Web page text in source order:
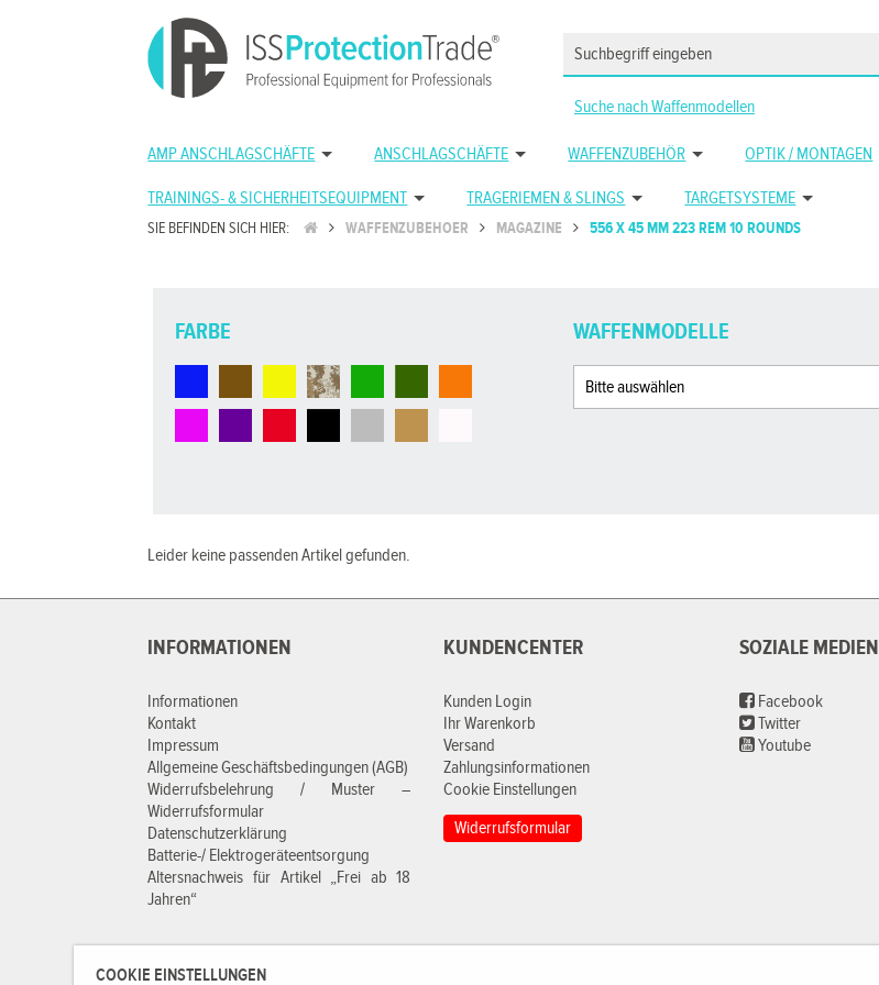
COOKIE EINSTELLUNGEN
Suche nach Waffenmodellen
AMP ANSCHLAGSCHÄFTE ANSCHLAGSCHÄFTE WAFFENZUBEHÖR OPTIK / MONTAGEN
TRAININGS- & SICHERHEITSEQUIPMENT TRAGERIEMEN & SLINGS TARGETSYSTEME
SIE BEFINDEN SICH HIER: WAFFENZUBEHOER MAGAZINE 556 X 45 MM 223 REM 10 ROUNDS
FARBE WAFFENMODELLE
Leider keine passenden Artikel gefunden.
INFORMATIONEN
Informationen
Kontakt
Impressum
Allgemeine Geschäftsbedingungen (AGB)
Widerrufsbelehrung / Muster –
Widerrufsformular
Datenschutzerklärung
Batterie-/ Elektrogeräteentsorgung
Altersnachweis für Artikel „Frei ab 18
Jahren“
KUNDENCENTER
Kunden Login
Ihr Warenkorb
Versand
Zahlungsinformationen
Cookie Einstellungen
Widerrufsformular
SOZIALE MEDIEN
Facebook
Twitter
Youtube